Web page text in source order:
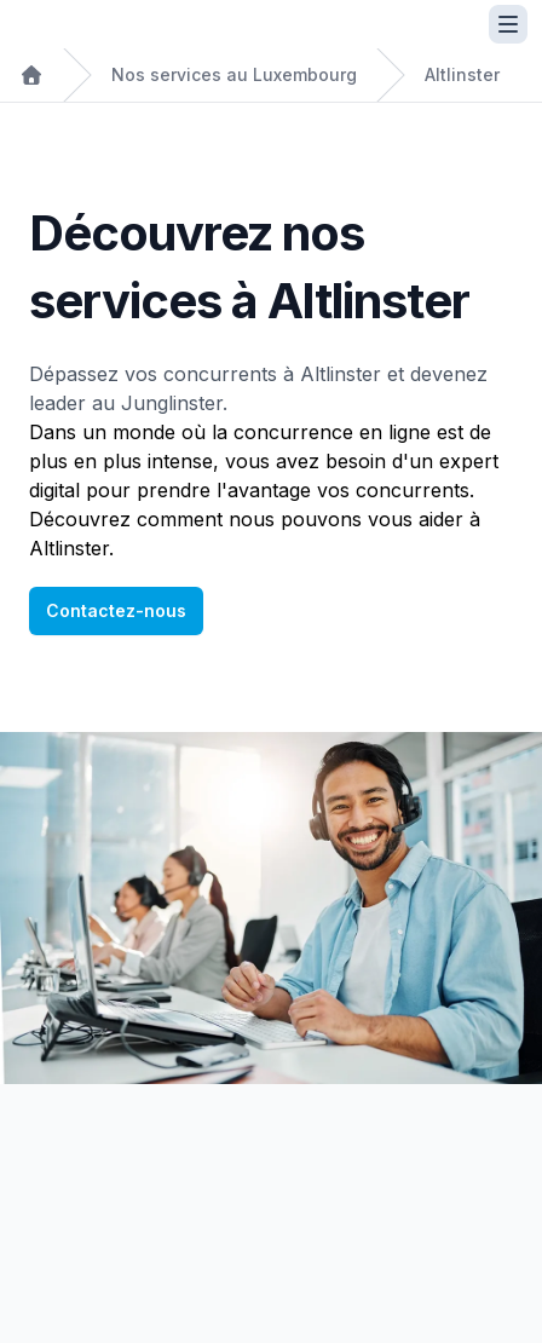
Nos services au Luxembourg Altlinster
Découvrez nos
services à Altlinster
Dépassez vos concurrents à Altlinster et devenez
leader au Junglinster.
Dans un monde où la concurrence en ligne est de
plus en plus intense, vous avez besoin d'un expert
digital pour prendre l'avantage vos concurrents.
Découvrez comment nous pouvons vous aider à
Altlinster.
Contactez-nous